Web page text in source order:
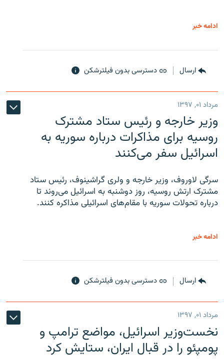
ادامه خبر
ارسال دسترسی بدون فیلترشکن
مرداد ۰۱, ۱۳۹۷
وزیر خارجه و رئیس‌ ستاد مشترک
روسیه برای مذاکرات درباره سوریه به
اسرائیل سفر می‌کنند
سرگی لاوروف، وزیر خارجه و ولری گراشینوف، رئیس ستاد
مشترک ارتش روسیه، روز دوشنبه به اسرائیل می‌روند تا
درباره تحولات سوریه با مقام‌های اسرائیلی مذاکره کنند.
ادامه خبر
ارسال دسترسی بدون فیلترشکن
مرداد ۰۱, ۱۳۹۷
نخست‌وزیر اسرائیل، مواضع ترامپ و
پومپئو را در قبال ایران، ستایش کرد